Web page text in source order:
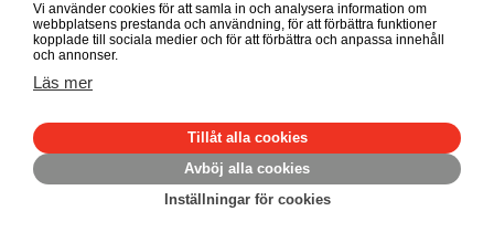
© 2026 Adoptionscentrum
Alla rättigheter förbehållna
Vi använder cookies för att samla in och analysera information om
webbplatsens prestanda och användning, för att förbättra funktioner
kopplade till sociala medier och för att förbättra och anpassa innehåll
och annonser.
Läs mer
Tillåt alla cookies
Avböj alla cookies
Inställningar för cookies